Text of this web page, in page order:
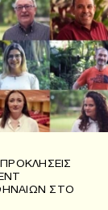
ΣΤΟ